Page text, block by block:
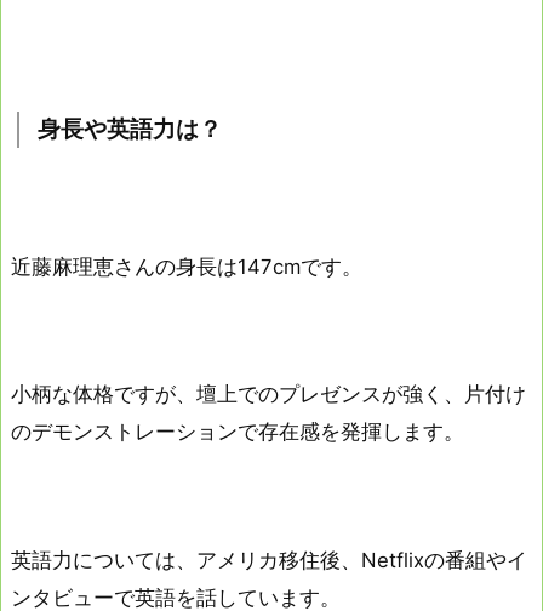
身長や英語力は？
近藤麻理恵さんの身長は147cmです。
小柄な体格ですが、壇上でのプレゼンスが強く、片付け
のデモンストレーションで存在感を発揮します。
英語力については、アメリカ移住後、Netflixの番組やイ
ンタビューで英語を話しています。